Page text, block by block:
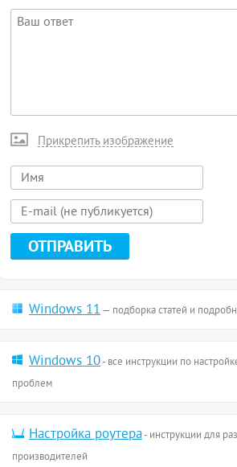
Прикрепить изображение
Windows 11— подборка статей и
Windows 10- все инструкции по
проблем
Настройка роутера- инструкции для
производителей